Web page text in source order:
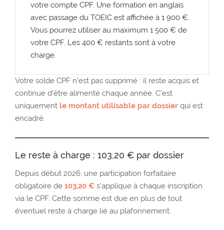
votre compte CPF. Une formation en anglais
avec passage du TOEIC est affichée à 1 900 €.
Vous pourrez utiliser au maximum 1 500 € de
votre CPF. Les 400 € restants sont à votre
charge.
Votre solde CPF n’est pas supprimé : il reste acquis et
continue d’être alimenté chaque année. C’est
uniquement le montant utilisable par dossier qui est
encadré.
Le reste à charge : 103,20 € par dossier
Depuis début 2026, une participation forfaitaire
obligatoire de 103,20 € s’applique à chaque inscription
via le CPF. Cette somme est due en plus de tout
éventuel reste à charge lié au plafonnement.